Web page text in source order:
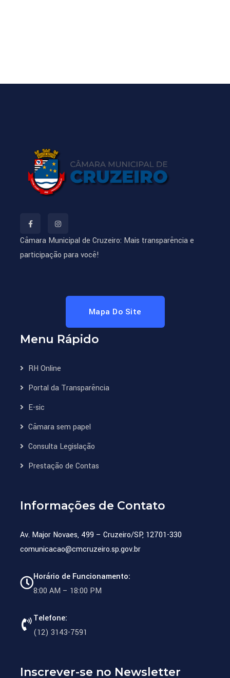
Câmara Municipal de Cruzeiro: Mais transparência e
participação para você!
Mapa Do Site
Menu Rápido
RH Online
Portal da Transparência
E-sic
Câmara sem papel
Consulta Legislação
Prestação de Contas
Informações de Contato
Av. Major Novaes, 499 – Cruzeiro/SP, 12701-330
comunicacao@cmcruzeiro.sp.gov.br
Horário de Funcionamento:
8:00 AM – 18:00 PM
Telefone:
(12) 3143-7591
Inscrever-se no Newsletter